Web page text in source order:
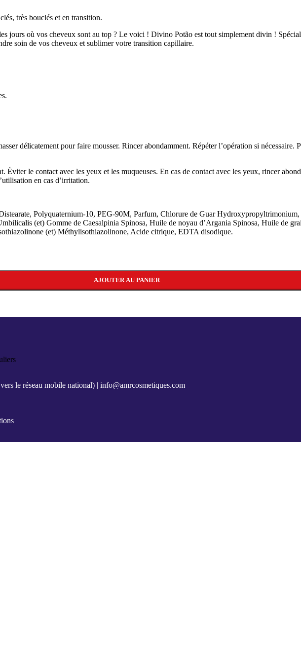
très bouclés et en transition.
jours où vos cheveux sont au top ? Le voici ! Divino Potão est tout simplement divin !
soin de vos cheveux et sublimer votre transition capillaire.
délicatement pour faire mousser. Rincer abondamment. Répéter l’opération si nécessaire.
le contact avec les yeux et les muqueuses. En cas de contact avec les yeux, rincer
en cas d’irritation.
Polyquaternium-10, PEG-90M, Parfum, Chlorure de Guar Hydroxypropyltrimonium,
(et) Gomme de Caesalpinia Spinosa, Huile de noyau d’Argania Spinosa, Huile de
(et) Méthylisothiazolinone, Acide citrique, EDTA disodique.
AJOUTER AU PANIER
le réseau mobile national) | info@amrcosmetiques.com